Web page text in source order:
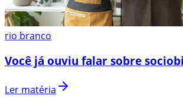
rio branco
Você já ouviu falar sobre
Ler matéria